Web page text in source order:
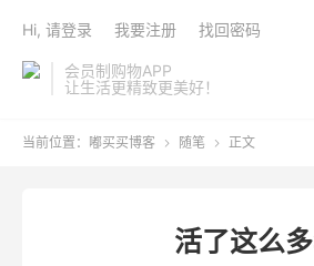
会员制购物APP
让生活更精致更美好！
Hi, 请登录 我要注册 找回密码
当前位置： 嘟买买博客  随笔  正文
活了这么